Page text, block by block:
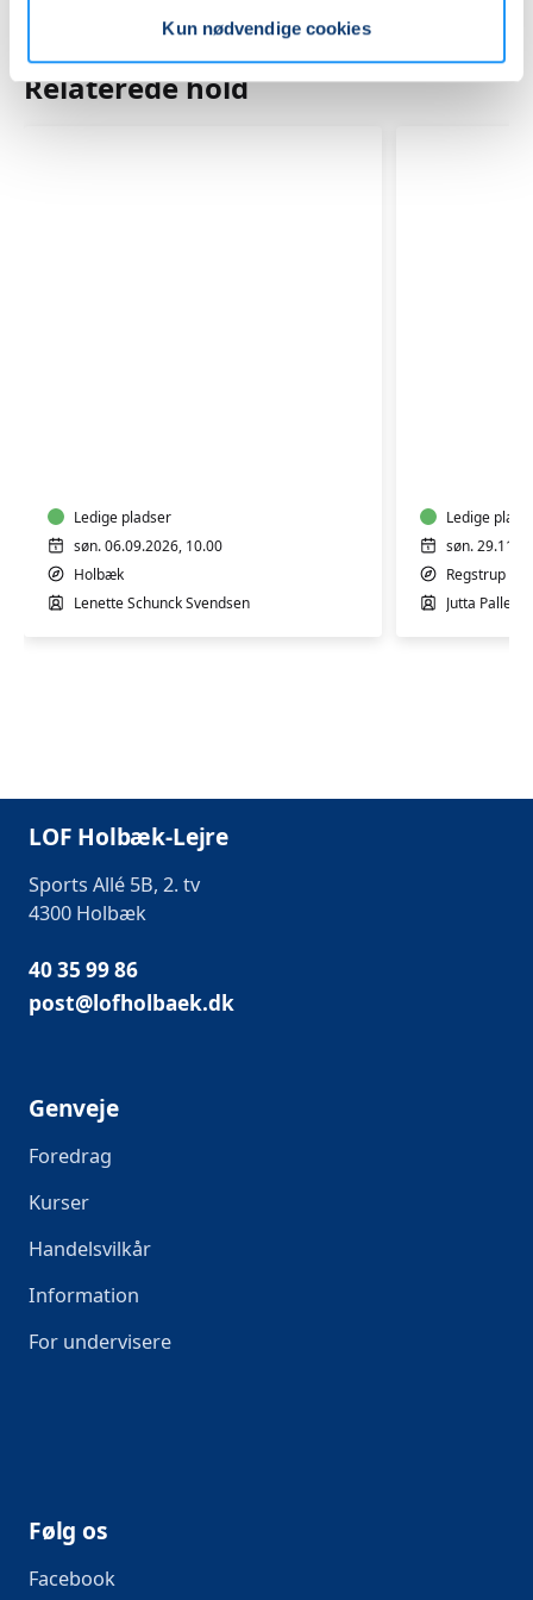
Kun nødvendige cookies
Relaterede hold
Ledige pladser
søn. 06.09.2026, 10.00
Holbæk
Lenette Schunck Svendsen
Ledige
søn.
Regstrup
Jutta
LOF Holbæk-Lejre
Sports Allé 5B, 2. tv
4300 Holbæk
40 35 99 86
post@lofholbaek.dk
Genveje
Foredrag
Kurser
Handelsvilkår
Information
For undervisere
Følg os
Facebook